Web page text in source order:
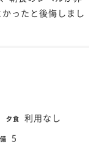
ったと後悔しまし
夕食 利用なし
5